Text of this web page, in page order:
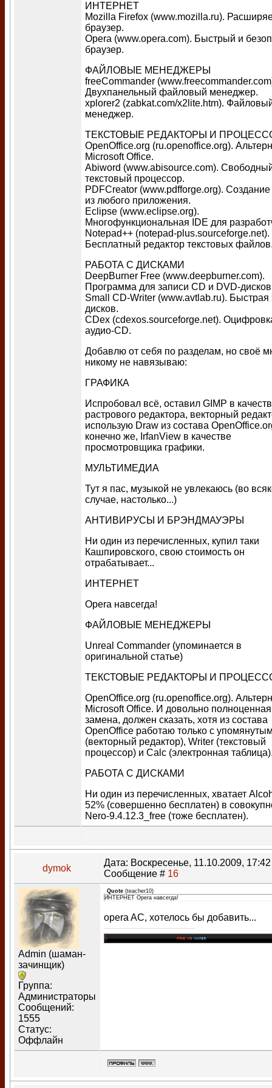
ИНТЕРНЕТ
Mozilla Firefox (www.mozilla.ru).
браузер.
Opera (www.opera.com). Быстрый и
браузер.
ФАЙЛОВЫЕ МЕНЕДЖЕРЫ
freeCommander
Двухпанельный файловый менеджер.
xplorer2 (zabkat.com/x2lite.htm).
менеджер.
ТЕКСТОВЫЕ РЕДАКТОРЫ И
OpenOffice.org (ru.openoffice.org).
Microsoft Office.
Abiword (www.abisource.com).
текстовый процессор.
PDFCreator (www.pdfforge.org).
из любого приложения.
Eclipse (www.eclipse.org).
Многофункциональная IDE для
Notepad++ (notepad-plus.sourceforge.net).
Бесплатный редактор текстовых
РАБОТА С ДИСКАМИ
DeepBurner Free (www.deepburner.com).
Программа для записи CD и DVD-
Small CD-Writer (www.avtlab.ru). Быстрая
дисков.
CDex (cdexos.sourceforge.net).
аудио-CD.
Добавлю от себя по разделам, но своё
никому не навязываю:
ГРАФИКА
Испробовал всё, оставил GIMP в
растрового редактора, векторный
использую Draw из состава
конечно же, IrfanView в качестве
просмотровщика графики.
МУЛЬТИМЕДИА
Тут я пас, музыкой не увлекаюсь (во
случае, настолько...)
АНТИВИРУСЫ И БРЭНДМАУЭРЫ
Ни один из перечисленных, купил таки
Кашпировского, свою стоимость он
отрабатывает...
ИНТЕРНЕТ
Opera навсегда!
ФАЙЛОВЫЕ МЕНЕДЖЕРЫ
Unreal Commander (упоминается в
оригинальной статье)
ТЕКСТОВЫЕ РЕДАКТОРЫ И
OpenOffice.org (ru.openoffice.org).
Microsoft Office. И довольно полноценная
замена, должен сказать, хотя из состава
OpenOffice работаю только с
(векторный редактор), Writer (текстовый
процессор) и Calc (электронная
РАБОТА С ДИСКАМИ
Ни один из перечисленных, хватает
52% (совершенно бесплатен) в
Nero-9.4.12.3_free (тоже бесплатен).
dymok
Дата: Воскресенье, 11.10.2009,
Сообщение # 16
Admin (шаман-
зачинщик)
Группа:
Администраторы
Сообщений:
1555
Статус:
Оффлайн
Quote (teacher10)
ИНТЕРНЕТ Opera навсегда!
opera AC, хотелось бы добавить...